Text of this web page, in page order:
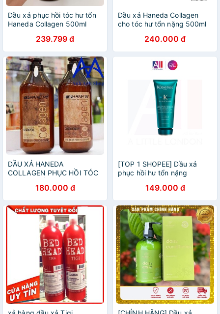
Dầu xả phục hồi tóc hư tổn
Haneda Collagen 500ml
239.799 đ
Dầu xả Haneda Collagen
cho tóc hư tổn nặng 500ml
240.000 đ
DẦU XẢ HANEDA
COLLAGEN PHỤC HỒI TÓC
180.000 đ
[TOP 1 SHOPEE] Dầu xả
phục hồi hư tổn nặng
Premier Therapiste 75ml (Bill
Anh)
149.000 đ